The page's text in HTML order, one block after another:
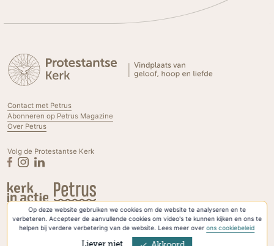
Op deze website gebruiken we cookies om de website te analyseren en te
verbeteren. Accepteer de aanvullende cookies om video's te kunnen kijken en ons te
helpen bij verdere verbetering van de website. Lees meer overons cookiebeleid
Contact met Petrus
Abonneren op Petrus Magazine
Over Petrus
Volg de Protestantse Kerk
Privacyverklaring & Cookies